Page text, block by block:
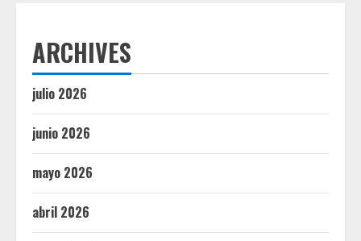
ARCHIVES
julio 2026
junio 2026
mayo 2026
abril 2026